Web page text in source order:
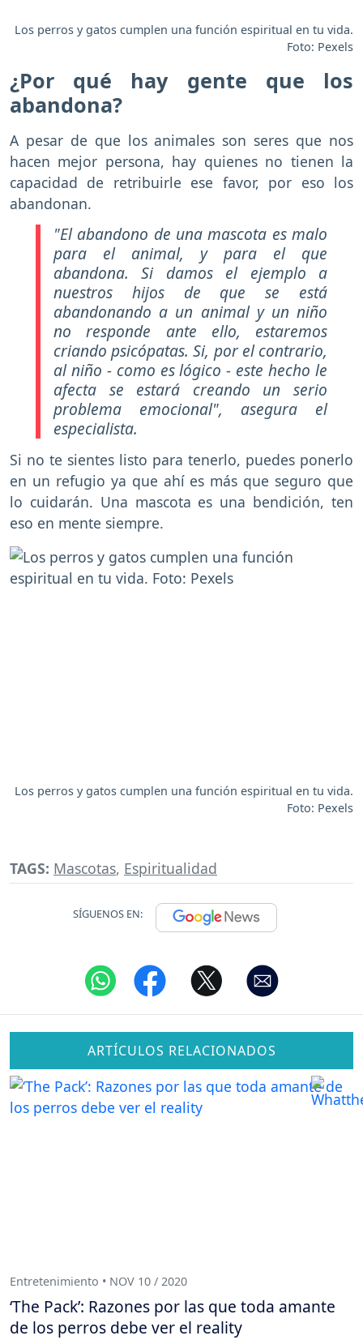
Los perros y gatos cumplen una función espiritual en tu vida.
Foto: Pexels
¿Por qué hay gente que los
abandona?
A pesar de que los animales son seres que nos
hacen mejor persona, hay quienes no tienen la
capacidad de retribuirle ese favor, por eso los
abandonan.
"El abandono de una mascota es malo
para el animal, y para el que
abandona. Si damos el ejemplo a
nuestros hijos de que se está
abandonando a un animal y un niño
no responde ante ello, estaremos
criando psicópatas. Si, por el contrario,
al niño - como es lógico - este hecho le
afecta se estará creando un serio
problema emocional", asegura el
especialista.
Si no te sientes listo para tenerlo, puedes ponerlo
en un refugio ya que ahí es más que seguro que
lo cuidarán. Una mascota es una bendición, ten
eso en mente siempre.
Los perros y gatos cumplen una función espiritual en tu vida.
Foto: Pexels
TAGS: Mascotas, Espiritualidad
SÍGUENOS EN:
ARTÍCULOS RELACIONADOS
Entretenimiento • NOV 10 / 2020
‘The Pack’: Razones por las que toda amante
de los perros debe ver el reality